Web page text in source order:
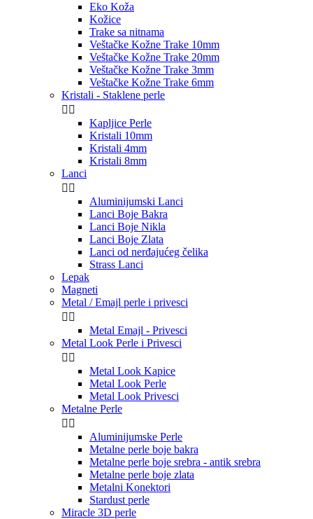
Eko Koža
Kožice
Trake sa nitnama
Veštačke Kožne Trake 10mm
Veštačke Kožne Trake 20mm
Veštačke Kožne Trake 3mm
Veštačke Kožne Trake 6mm
Kristali - Staklene perle
 
Kapljice Perle
Kristali 10mm
Kristali 4mm
Kristali 8mm
Lanci
 
Aluminijumski Lanci
Lanci Boje Bakra
Lanci Boje Nikla
Lanci Boje Zlata
Lanci od nerđajućeg čelika
Strass Lanci
Lepak
Magneti
Metal / Emajl perle i privesci
 
Metal Emajl - Privesci
Metal Look Perle i Privesci
 
Metal Look Kapice
Metal Look Perle
Metal Look Privesci
Metalne Perle
 
Aluminijumske Perle
Metalne perle boje bakra
Metalne perle boje srebra - antik srebra
Metalne perle boje zlata
Metalni Konektori
Stardust perle
Miracle 3D perle